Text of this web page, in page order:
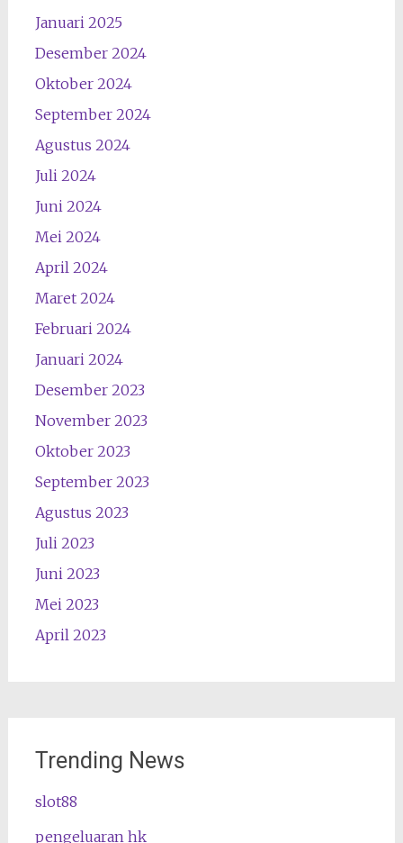
Januari 2025
Desember 2024
Oktober 2024
September 2024
Agustus 2024
Juli 2024
Juni 2024
Mei 2024
April 2024
Maret 2024
Februari 2024
Januari 2024
Desember 2023
November 2023
Oktober 2023
September 2023
Agustus 2023
Juli 2023
Juni 2023
Mei 2023
April 2023
Trending News
slot88
pengeluaran hk